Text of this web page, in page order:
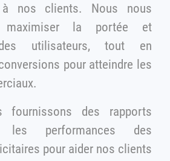
Nous nous
la portée et
pour atteindre les
performances des
pour aider nos clients